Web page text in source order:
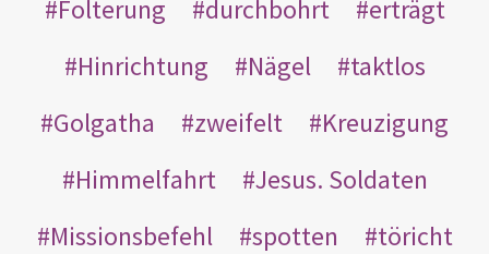
Folterung
durchbohrt
erträgt
Hinrichtung
Nägel
taktlos
Golgatha
zweifelt
Kreuzigung
Himmelfahrt
Jesus. Soldaten
Missionsbefehl
spotten
töricht